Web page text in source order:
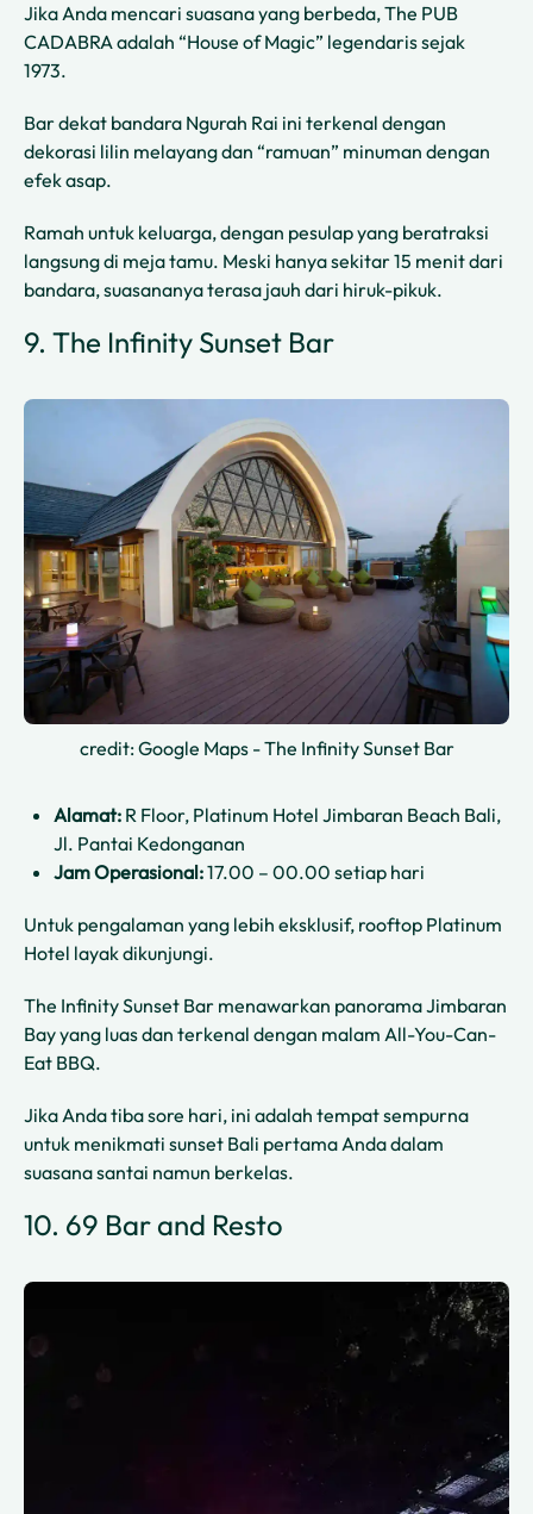
Jika Anda mencari suasana yang berbeda, The PUB
CADABRA adalah “House of Magic” legendaris sejak
1973.
Bar dekat bandara Ngurah Rai ini terkenal dengan
dekorasi lilin melayang dan “ramuan” minuman dengan
efek asap.
Ramah untuk keluarga, dengan pesulap yang beratraksi
langsung di meja tamu. Meski hanya sekitar 15 menit dari
bandara, suasananya terasa jauh dari hiruk-pikuk.
9. The Infinity Sunset Bar
credit: Google Maps - The Infinity Sunset Bar
Alamat: R Floor, Platinum Hotel Jimbaran Beach Bali,
Jl. Pantai Kedonganan
Jam Operasional:17.00 – 00.00 setiap hari
Untuk pengalaman yang lebih eksklusif, rooftop Platinum
Hotel layak dikunjungi.
The Infinity Sunset Bar menawarkan panorama Jimbaran
Bay yang luas dan terkenal dengan malam All-You-Can-
Eat BBQ.
Jika Anda tiba sore hari, ini adalah tempat sempurna
untuk menikmati sunset Bali pertama Anda dalam
suasana santai namun berkelas.
10. 69 Bar and Resto